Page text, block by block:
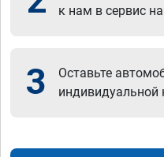
к нам в сервис
3
Оставьте
индивидуальной